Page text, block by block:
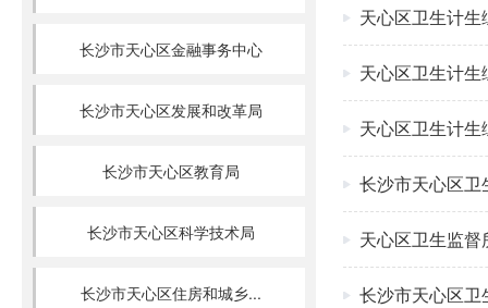
长沙市天心区金融事务中心
长沙市天心区发展和改革局
长沙市天心区教育局
长沙市天心区科学技术局
长沙市天心区住房和城乡...
天心区卫生计
天心区卫生计
天心区卫生计
长沙市天心区
天心区卫生监
长沙市天心区